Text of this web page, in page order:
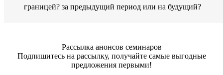
границей? за предыдущий период или на будущий?
Рассылка анонсов семинаров
Подпишитесь на рассылку, получайте самые выгодные
предложения первыми!